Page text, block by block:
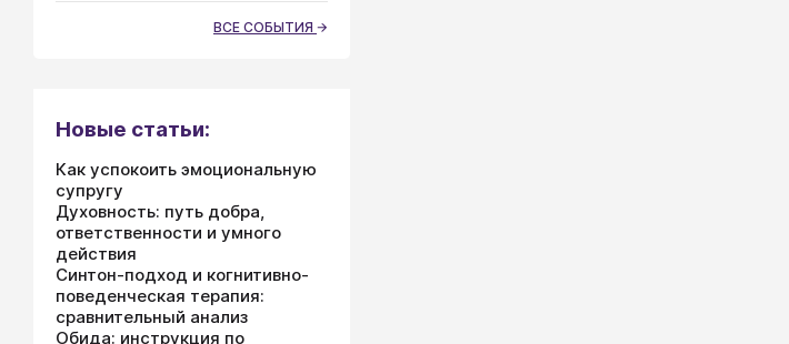
ВСЕ СОБЫТИЯ
Новые статьи:
Как успокоить эмоциональную
супругу
Духовность: путь добра,
ответственности и умного
действия
Синтон-подход и когнитивно-
поведенческая терапия:
сравнительный анализ
Обида: инструкция по